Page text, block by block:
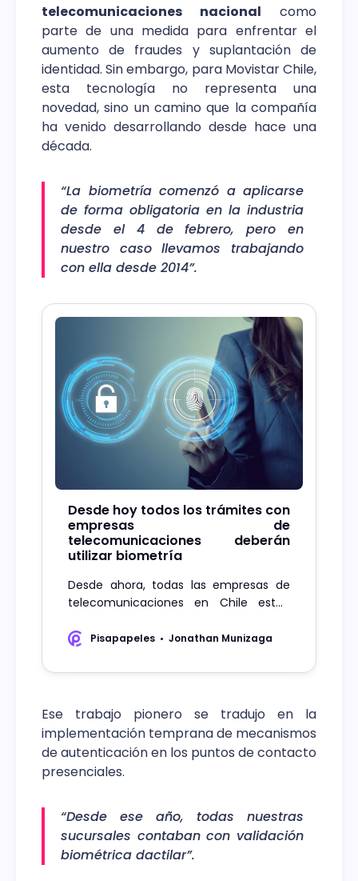
telecomunicaciones nacional como
parte de una medida para enfrentar el
aumento de fraudes y suplantación de
identidad. Sin embargo, para Movistar Chile,
esta tecnología no representa una
novedad, sino un camino que la compañía
ha venido desarrollando desde hace una
década.
“La biometría comenzó a aplicarse
de forma obligatoria en la industria
desde el 4 de febrero, pero en
nuestro caso llevamos trabajando
con ella desde 2014”.
Desde hoy todos los trámites con
empresas de
telecomunicaciones deberán
utilizar biometría
Desde ahora, todas las empresas de
telecomunicaciones en Chile están
biométrica para la realización de
Pisapapeles Jonathan Munizaga
Ese trabajo pionero se tradujo en la
implementación temprana de mecanismos
de autenticación en los puntos de contacto
presenciales.
“Desde ese año, todas nuestras
sucursales contaban con validación
biométrica dactilar”.